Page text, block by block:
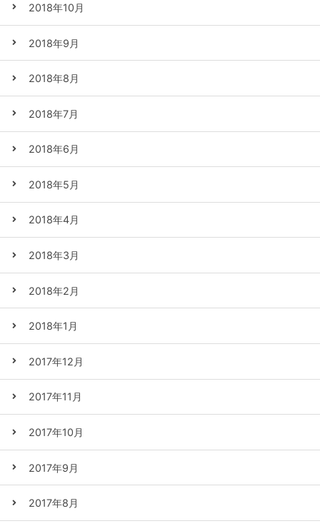
2018年10月
2018年9月
2018年8月
2018年7月
2018年6月
2018年5月
2018年4月
2018年3月
2018年2月
2018年1月
2017年12月
2017年11月
2017年10月
2017年9月
2017年8月